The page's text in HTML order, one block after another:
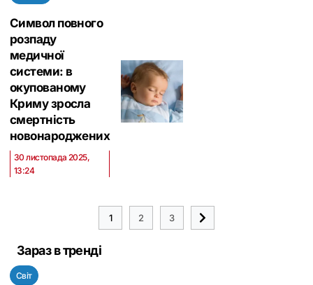
Символ повного
розпаду
медичної
системи: в
окупованому
Криму зросла
смертність
новонароджених
30 листопада 2025,
13:24
1 2 3
Зараз в тренді
Світ